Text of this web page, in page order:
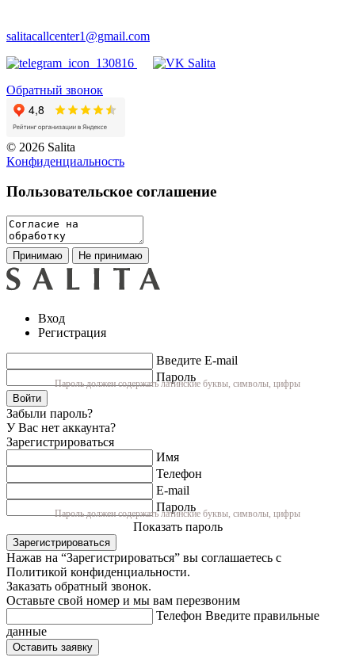
salitacallcenter1@gmail.com
Обратный звонок
© 2026 Salita
Кoнфидeнциaльнoсть
Пользовательское соглашение
Принимаю Не принимаю
Вход
Регистрация
Введите E-mail
Пароль
Пароль должен содержать латинские буквы, символы, цифры
Войти
Забыли пароль?
У Вас нет аккаунта?
Зарегистрироваться
Имя
Телефон
E-mail
Пароль
Пароль должен содержать латинские буквы, символы, цифры
Показать пароль
Зарегистрироваться
Нажав на “Зарегистрироваться” вы соглашаетесь с
Политикой конфиденциальности.
Заказать обратный звонок.
Оставьте свой номер и мы вам перезвоним
Телефон Введите правильные
данные
Оставить заявку